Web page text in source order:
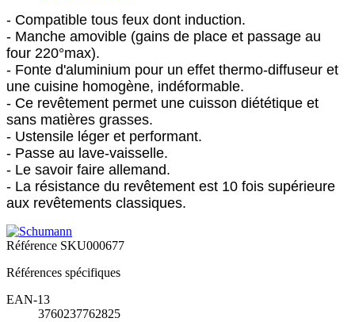
- Compatible tous feux dont induction.
- Manche amovible (gains de place et passage au
four 220°max).
- Fonte d'aluminium pour un effet thermo-diffuseur et
une cuisine homogène, indéformable.
- Ce revêtement permet une cuisson diététique et
sans matières grasses.
- Ustensile léger et performant.
- Passe au lave-vaisselle.
- Le savoir faire allemand.
- La résistance du revêtement est 10 fois supérieure
aux revêtements classiques.
Référence SKU000677
Références spécifiques
EAN-13
3760237762825